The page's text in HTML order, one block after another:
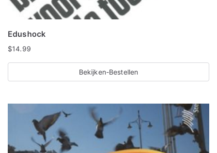
Edushock
$14.99
Bekijken-Bestellen